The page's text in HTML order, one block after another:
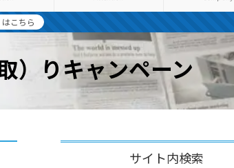
こちら
）りキャンペーン
サイト内検索